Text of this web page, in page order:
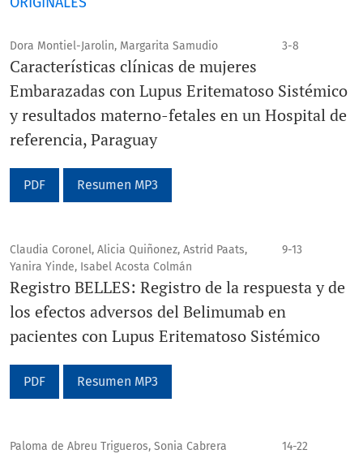
Dora Montiel-Jarolin, Margarita Samudio 3-8
Características clínicas de mujeres
Embarazadas con Lupus Eritematoso Sistémico
y resultados materno-fetales en un Hospital de
referencia, Paraguay
PDF Resumen MP3
Claudia Coronel, Alicia Quiñonez, Astrid Paats,
Yanira Yinde, Isabel Acosta Colmán
9-13
Registro BELLES: Registro de la respuesta y de
los efectos adversos del Belimumab en
pacientes con Lupus Eritematoso Sistémico
PDF Resumen MP3
Paloma de Abreu Trigueros, Sonia Cabrera
14-22